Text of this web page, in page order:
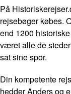
På
rejsebøger købes.
end 1200
været alle de
sat sine spor.
Din kompetente
hedder Anders og